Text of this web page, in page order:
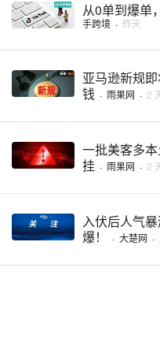
从0单到爆单
手跨境 · 昨天
亚马逊新规
钱 · 雨果网 · 2
一批美客多
挂 · 雨果网 · 2
入伏后人气
爆！
· 大楚网 ·